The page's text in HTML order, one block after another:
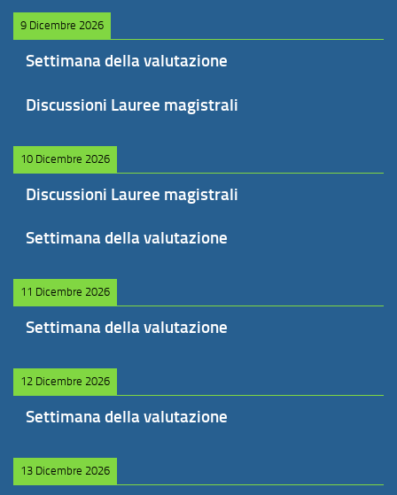
9 Dicembre 2026
Settimana della valutazione
Discussioni Lauree magistrali
10 Dicembre 2026
Discussioni Lauree magistrali
Settimana della valutazione
11 Dicembre 2026
Settimana della valutazione
12 Dicembre 2026
Settimana della valutazione
13 Dicembre 2026